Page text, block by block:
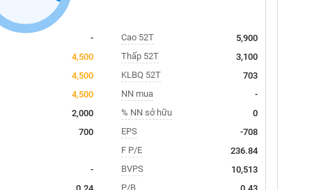
-
4,500
4,500
4,500
2,000
700
-
0.24
Cao 52T
5,900
Thấp 52T
3,100
KLBQ 52T
703
NN mua
-
% NN sở hữu
0
EPS
-708
F P/E
236.84
BVPS
10,513
P/B
0.43